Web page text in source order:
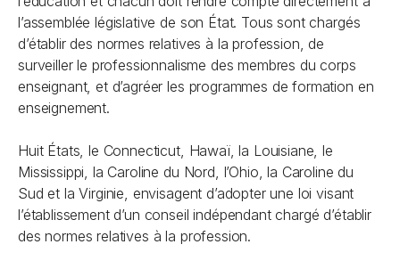
l’assemblée législative de son État. Tous sont chargés
d’établir des normes relatives à la profession, de
surveiller le professionnalisme des membres du corps
enseignant, et d’agréer les programmes de formation en
enseignement.
Huit États, le Connecticut, Hawaï, la Louisiane, le
Mississippi, la Caroline du Nord, l’Ohio, la Caroline du
Sud et la Virginie, envisagent d’adopter une loi visant
l’établissement d’un conseil indépendant chargé d’établir
des normes relatives à la profession.